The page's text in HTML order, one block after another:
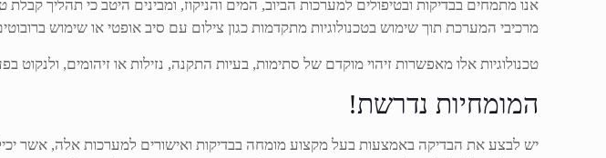
מרכיבי המערכת תוך שימוש בטכנולוגיות מתקדמות כגון צילום עם סיב אופטי או שימוש
טכנולוגיות אלו מאפשרות זיהוי מוקדם של סתימות, בעיות התקנה, נזילות או זיהומים,
המומחיות נדרשת!
יש לבצע את הבדיקה באמצעות בעל מקצוע מומחה בבדיקות ואישורים למערכות אלה, אשר